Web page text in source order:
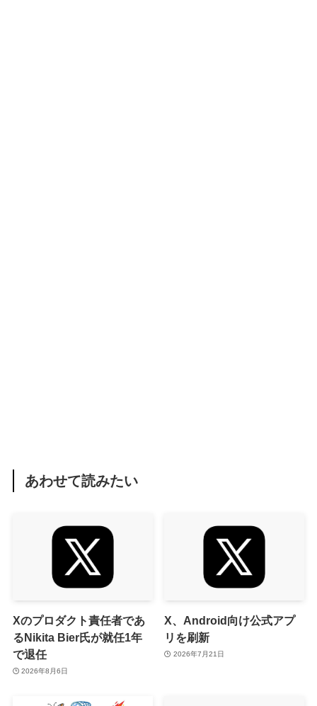
あわせて読みたい
Xのプロダクト責任者であ
るNikita Bier氏が就任1年
で退任
2026年8月6日
X、Android向け公式アプ
リを刷新
2026年7月21日